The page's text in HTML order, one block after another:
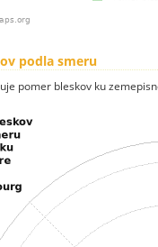
podla smeru
pomer bleskov ku